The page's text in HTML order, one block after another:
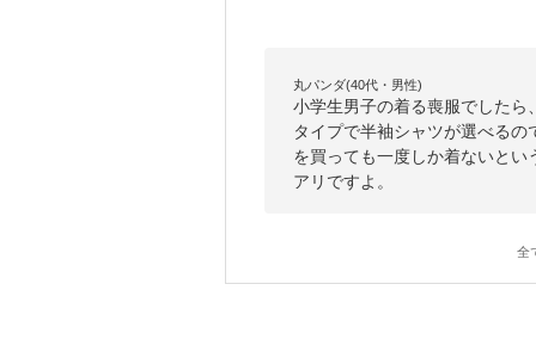
丸パンダ(40代・男性)
小学生男子の着る喪服でした
タイプで半袖シャツが選べる
を買っても一度しか着ないと
アリですよ。
全